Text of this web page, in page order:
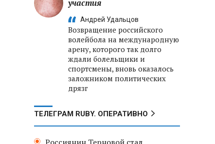
участия
Андрей Удальцов
Возвращение российского
волейбола на международную
арену, которого так долго
ждали болельщики и
спортсмены, вновь оказалось
заложником политических
дрязг
ТЕЛЕГРАМ RUBY. ОПЕРАТИВНО